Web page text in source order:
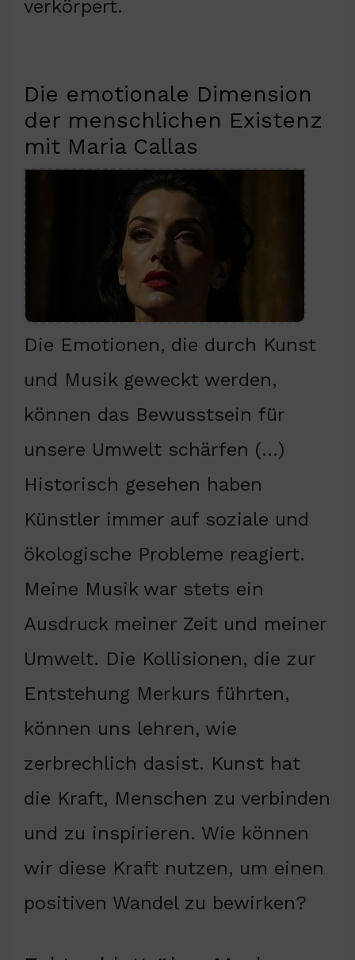
verkörpert.
Die emotionale Dimension
der menschlichen Existenz
mit Maria Callas
Die Emotionen, die durch Kunst
und Musik geweckt werden,
können das Bewusstsein für
unsere Umwelt schärfen (…)
Historisch gesehen haben
Künstler immer auf soziale und
ökologische Probleme reagiert.
Meine Musik war stets ein
Ausdruck meiner Zeit und meiner
Umwelt. Die Kollisionen, die zur
Entstehung Merkurs führten,
können uns lehren, wie
zerbrechlich dasist. Kunst hat
die Kraft, Menschen zu verbinden
und zu inspirieren. Wie können
wir diese Kraft nutzen, um einen
positiven Wandel zu bewirken?